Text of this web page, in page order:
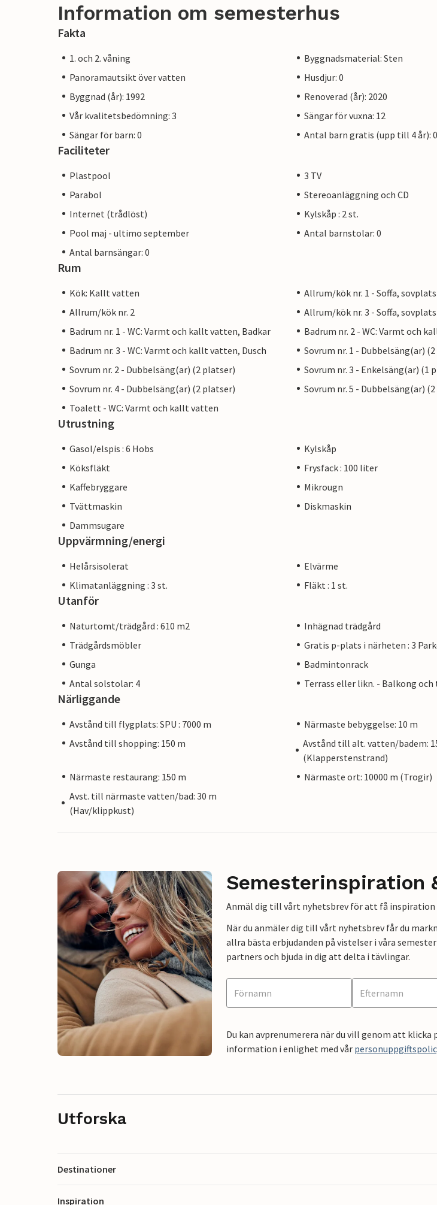
Information om semesterhus
Fakta
1. och 2. våning
Byggnadsmaterial: Sten
Panoramautsikt över vatten
Husdjur: 0
Byggnad (år): 1992
Renoverad (år): 2020
Vår kvalitetsbedömning: 3
Sängar för vuxna: 12
Sängar för barn: 0
Antal barn gratis (upp till 4 år): 0
Faciliteter
Plastpool
3 TV
Parabol
Stereoanläggning och CD
Internet (trådlöst)
Kylskåp : 2 st.
Pool maj - ultimo september
Antal barnstolar: 0
Antal barnsängar: 0
Rum
Kök: Kallt vatten
Allrum/kök nr. 1 - Soffa,
Allrum/kök nr. 2
Allrum/kök nr. 3 - Soffa,
Badrum nr. 1 - WC: Varmt och kallt vatten, Badkar
Badrum nr. 2 - WC: Varmt och
Badrum nr. 3 - WC: Varmt och kallt vatten, Dusch
Sovrum nr. 1 - Dubbelsäng(ar)
Sovrum nr. 2 - Dubbelsäng(ar) (2 platser)
Sovrum nr. 3 - Enkelsäng(ar) (1
Sovrum nr. 4 - Dubbelsäng(ar) (2 platser)
Sovrum nr. 5 - Dubbelsäng(ar)
Toalett - WC: Varmt och kallt vatten
Utrustning
Gasol/elspis : 6 Hobs
Kylskåp
Köksfläkt
Frysfack : 100 liter
Kaffebryggare
Mikrougn
Tvättmaskin
Diskmaskin
Dammsugare
Uppvärmning/energi
Helårsisolerat
Elvärme
Klimatanläggning : 3 st.
Fläkt : 1 st.
Utanför
Naturtomt/trädgård : 610 m2
Inhägnad trädgård
Trädgårdsmöbler
Gratis p-plats i närheten : 3
Gunga
Badmintonrack
Antal solstolar: 4
Terrass eller likn. - Balkong och
Närliggande
Avstånd till flygplats: SPU : 7000 m
Närmaste bebyggelse: 10 m
Avstånd till shopping: 150 m
Avstånd till alt. vatten/badem:
(Klapperstenstrand)
Närmaste restaurang: 150 m
Närmaste ort: 10000 m (Trogir)
Avst. till närmaste vatten/bad: 30 m
(Hav/klippkust)
Semesterinspiration
Anmäl dig till vårt nyhetsbrev för att få inspiration
När du anmäler dig till vårt nyhetsbrev får du
allra bästa erbjudanden på vistelser i våra
partners och bjuda in dig att delta i tävlingar.
Du kan avprenumerera när du vill genom att
information i enlighet med vår
Utforska
Destinationer
Inspiration